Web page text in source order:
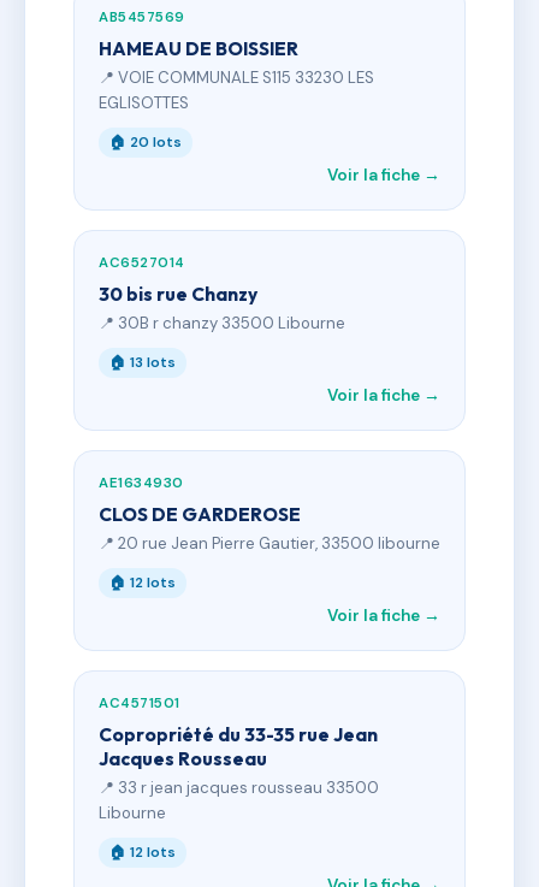
AB5457569
HAMEAU DE BOISSIER
📍 VOIE COMMUNALE S115 33230 LES
EGLISOTTES
🏠 20 lots
Voir la fiche →
AC6527014
30 bis rue Chanzy
📍 30B r chanzy 33500 Libourne
🏠 13 lots
Voir la fiche →
AE1634930
CLOS DE GARDEROSE
📍 20 rue Jean Pierre Gautier, 33500 libourne
🏠 12 lots
Voir la fiche →
AC4571501
Copropriété du 33-35 rue Jean
Jacques Rousseau
📍 33 r jean jacques rousseau 33500
Libourne
🏠 12 lots